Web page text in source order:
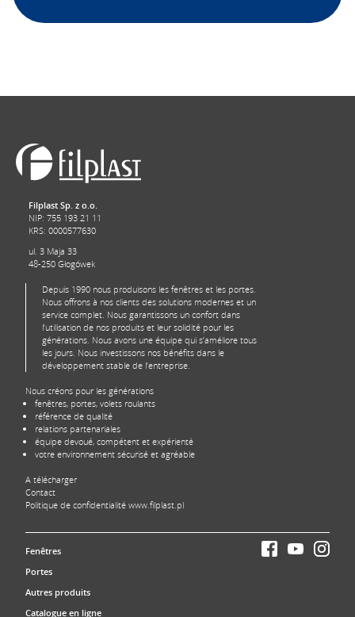
Filplast Sp. z o.o.
NIP: 755 193 21 11
KRS: 0000577630
ul. 3 Maja 33
48-250 Głogówek
Depuis 1990 nous produisons les fenêtres et les portes.
Nous offrons à nos clients des solutions modernes et un
service complet. Nous garantissons un confort dans
l’utilisation de nos produits et leur solidité pour les
générations. Nous avons une équipe qui s’améliore tous
les jours. Nous investissons nos bénéfits dans le
développement stable de l’entreprise.
Nous créons pour les générations
fenêtres, portes, volets roulants
référence de qualité
relations partenariales
équipe devoué, compétent et expérienté
votre environnement sécurisé et agréable
A télécharger
Contact
Politique de confidentialité www.filplast.pl
Fenêtres
Portes
Autres produits
Catalogue en ligne